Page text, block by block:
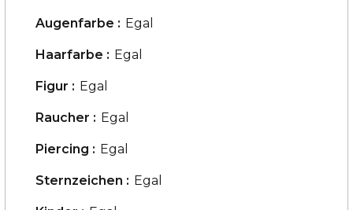
Augenfarbe : Egal
Haarfarbe : Egal
Figur : Egal
Raucher : Egal
Piercing : Egal
Sternzeichen : Egal